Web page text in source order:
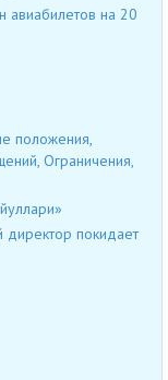
авиабилетов на 20
положения,
Ограничения,
директор покидает